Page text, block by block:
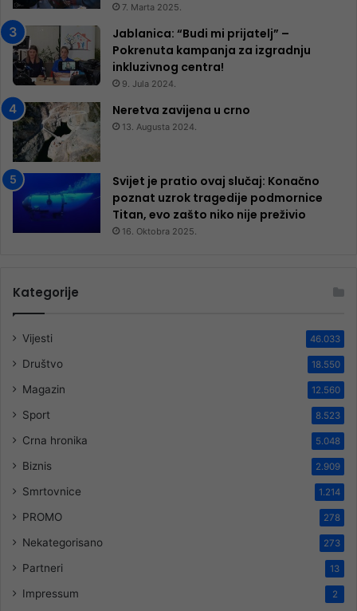
7. Marta 2025.
Jablanica: “Budi mi prijatelj” –
Pokrenuta kampanja za izgradnju
inkluzivnog centra!
9. Jula 2024.
Neretva zavijena u crno
13. Augusta 2024.
Svijet je pratio ovaj slučaj: Konačno
poznat uzrok tragedije podmornice
Titan, evo zašto niko nije preživio
16. Oktobra 2025.
Kategorije
Vijesti 46.033
Društvo 18.550
Magazin 12.560
Sport 8.523
Crna hronika 5.048
Biznis 2.909
Smrtovnice 1.214
PROMO 278
Nekategorisano 273
Partneri 13
Impressum 2